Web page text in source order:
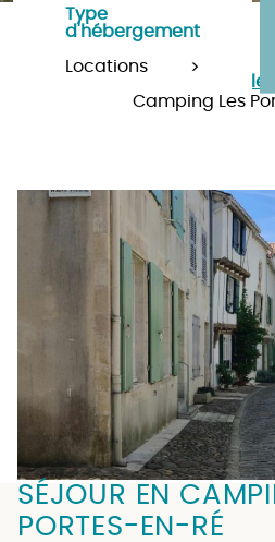
Type
d'hébergement
>
Camping Île de Ré 4
Camping Les
SÉJOUR EN
PORTES-EN-RÉ